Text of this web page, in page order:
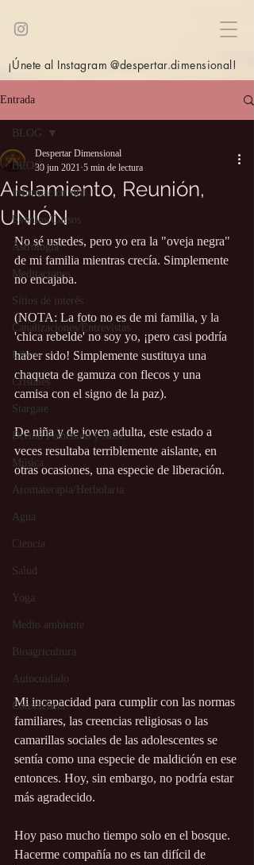
¡Únete al Instagram @despertar.dimensional!
Entrada
BLOG
Información útil
Eventos/Cursos
Astrología
Meditaciones
Sitios de interés
Canalizaciones/Entrevistas
Libros
Cristales
Stargate
Divino Femenino y Masc.
Música
Aromaterapia/Herbolaria
Agua
Ciencia
Salud
Yoga
Medio ambiente
Bioagricultura
Autocuidado
Consciencia
BLOG
Aislamiento, Reunión,
UNIÓN
Despertar Dimensional
30 jun 2021 5 min de lectura
No sé ustedes, pero yo era la "oveja negra"
de mi familia mientras crecía. Simplemente
no encajaba.
(NOTA: La foto no es de mi familia, y la
'chica rebelde' no soy yo, ¡pero casi podría
haber sido! Simplemente sustituya una
chaqueta de gamuza con flecos y una
camisa con el signo de la paz).
De niña y de joven adulta, este estado a
veces resultaba terriblemente aislante, en
otras ocasiones, una especie de liberación.
Mi incapacidad para cumplir con las normas
familiares, las creencias religiosas o las
camarillas sociales de las adolescentes se
sentía como una especie de maldición en ese
entonces. Hoy, sin embargo, no podría estar
más agradecido.
Hoy paso mucho tiempo solo en el bosque.
Hacerme compañía no es tan difícil de